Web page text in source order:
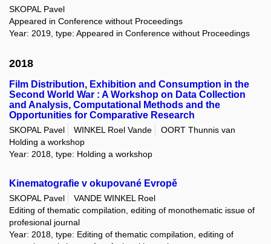
SKOPAL Pavel
Appeared in Conference without Proceedings
Year: 2019, type: Appeared in Conference without Proceedings
2018
Film Distribution, Exhibition and Consumption in the
Second World War : A Workshop on Data Collection
and Analysis, Computational Methods and the
Opportunities for Comparative Research
SKOPAL Pavel WINKEL Roel Vande
OORT Thunnis van
Holding a workshop
Year: 2018, type: Holding a workshop
Kinematografie v okupované Evropě
SKOPAL Pavel
VANDE WINKEL Roel
Editing of thematic compilation, editing of monothematic issue of
profesional journal
Year: 2018, type: Editing of thematic compilation, editing of